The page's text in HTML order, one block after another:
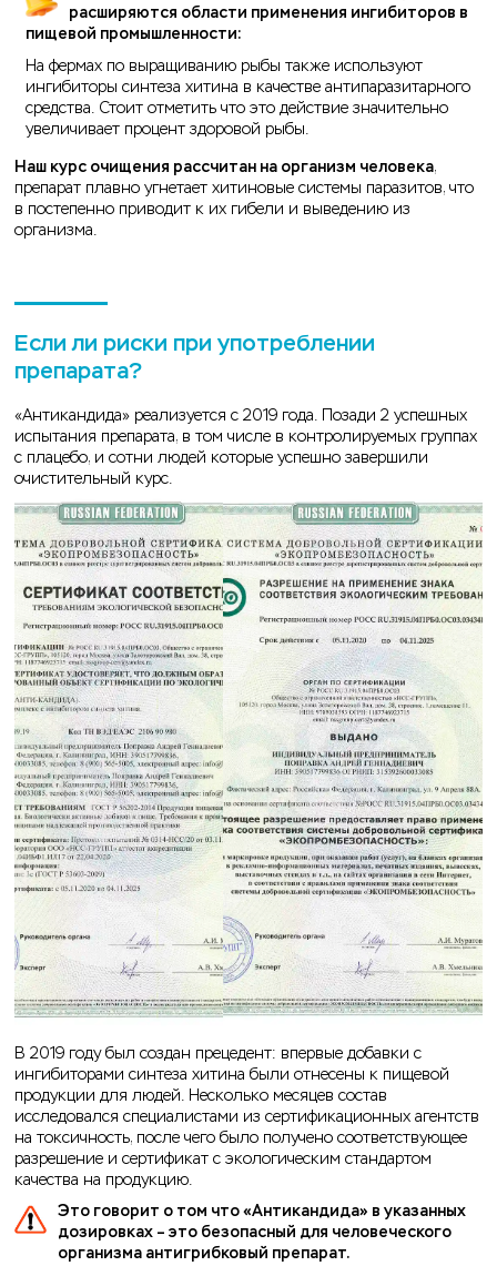
расширяются области применения ингибиторов в
пищевой промышленности:
На фермах по выращиванию рыбы также используют
ингибиторы синтеза хитина в качестве антипаразитарного
средства. Стоит отметить что это действие значительно
увеличивает процент здоровой рыбы.
Наш курс очищения рассчитан на организм человека,
препарат плавно угнетает хитиновые системы паразитов, что
в постепенно приводит к их гибели и выведению из
организма.
Если ли риски при употреблении
препарата?
«Антикандида» реализуется c 2019 года. Позади 2 успешных
испытания препарата, в том числе в контролируемых группах
с плацебо, и сотни людей которые успешно завершили
очистительный курс.
В 2019 году был создан прецедент: впервые добавки с
ингибиторами синтеза хитина были отнесены к пищевой
продукции для людей. Несколько месяцев состав
исследовался специалистами из сертификационных агентств
на токсичность, после чего было получено соответствующее
разрешение и сертификат с экологическим стандартом
качества на продукцию.
Это говорит о том что «Антикандида» в указанных
дозировках – это безопасный для человеческого
организма антигрибковый препарат.